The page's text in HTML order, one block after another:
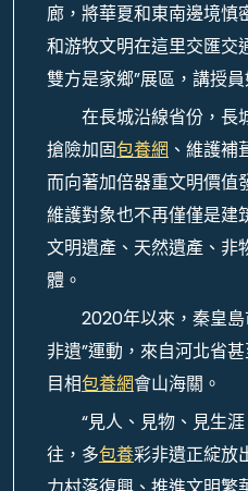
廊，將華夏和東南邊境慎
和游牧文明在這里交匯交
雙方是家鄉”展區，講授員
在長城沿線省份，長
搶險加固包養網 、維護補
而向著加倍器重文明價值
維護對象也不再僅僅是建
文明遺產、天然遺產、非
體。
2020年以來，秦皇
非遺”運動，來自河北省
目相包養網會山海關。
“見人、見物、見生
往，多包養彩非遺正綻放